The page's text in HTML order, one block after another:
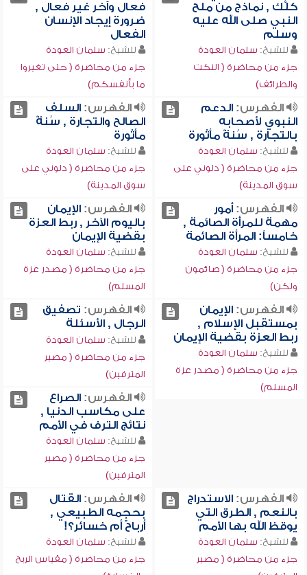
كلُّك , نماذج من ملح
النبي صلى الله عليه
وسلم
للشيخ: سلمان العودة
جزء من محاضرة ( النكت
والطرائف)
فعال وآخر غير فعال ,
ضرورة إيجاد الإنسان
الفعال
للشيخ: سلمان العودة
جزء من محاضرة ( حتى تغيروا
ما بأنفسكم)
الفهرس:الدعم
النبوي لأصحابه
بالتجارة , سُنةً مأثورة
للشيخ: سلمان العودة
جزء من محاضرة ( دلوني على
سوق المدينة)
الفهرس:السلف
الصالح والتجارة , سُنةً
مأثورة
للشيخ: سلمان العودة
جزء من محاضرة ( دلوني على
سوق المدينة)
الفهرس:أمور
مهمة للمرأة الصائمة ,
خامساً: المرأة الصائمة
للشيخ: سلمان العودة
جزء من محاضرة ( صائمون
ولكن)
الفهرس:الإيمان
باليوم الآخر , ربط العزة
بقضية الإيمان
للشيخ: سلمان العودة
جزء من محاضرة ( مصدر عزة
المسلم)
الفهرس:الإيمان
بمستقبل الإسلام ,
ربط العزة بقضية الإيمان
للشيخ: سلمان العودة
جزء من محاضرة ( مصدر عزة
المسلم)
الفهرس: تصفيق
الرجال , الأسئلة
للشيخ: سلمان العودة
جزء من محاضرة ( مصير
المترفين)
الفهرس:الصراع
على مكاسب الدنيا ,
نتائج الترف في الأمم
للشيخ: سلمان العودة
جزء من محاضرة ( مصير
المترفين)
الفهرس:الاستدراج
بالنعم , الطرق التي
يوقظ الله بها الأمم
للشيخ: سلمان العودة
جزء من محاضرة ( مصير
الفهرس:القتال
بحجمه الطبيعي ,
أرباحٌ أم خسائر؟!
للشيخ: سلمان العودة
جزء من محاضرة ( مقياس الربح